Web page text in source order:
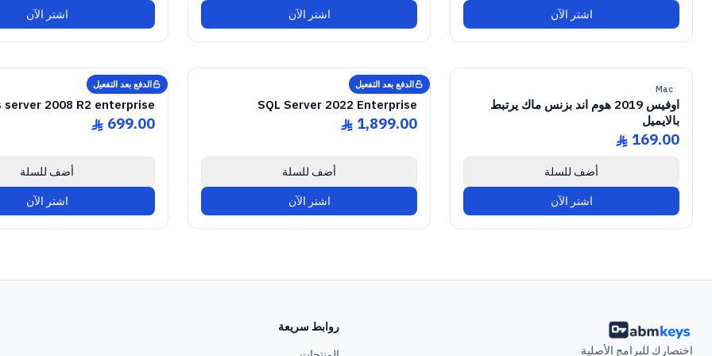
اشتر الآن اشتر الآن اشتر الآن
GENUINE SOFTWARE LICENSE
Office
2019 Home & Business
Mac
اوفيس 2019 هوم اند بزنس ماك يرتبط
بالايميل
ê 169.00
أضف للسلة
اشتر الآن
الدفع بعد التفعيل
GENUINE SOFTWARE LICENSE
SQL Server
2022 Enterprise
Windows • 1 Device • Lifetime
Microsoft
SQL Server 2022 Enterprise
ê 1,899.00
أضف للسلة
اشتر الآن
الدفع بعد التفعيل
SOFTWARE LICENSE
Server
Enterprise R2
• 1 Device • Lifetime
Microsoft
server 2008 R2 enterprise
ê 699.00
أضف للسلة
اشتر الآن
اختصارك للبرامج الأصلية
روابط سريعة